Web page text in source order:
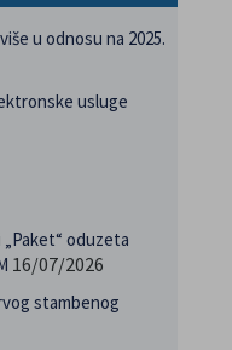
u odnosu na 2025.
usluge
„Paket“ oduzeta
16/07/2026
stambenog